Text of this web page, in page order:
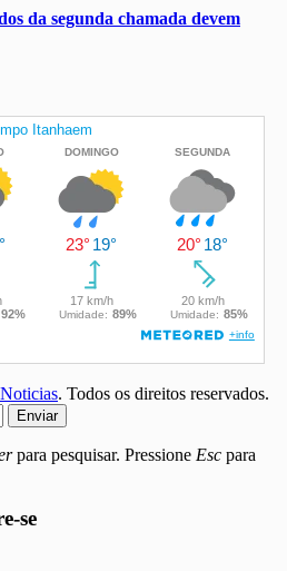
da segunda chamada devem
. Todos os direitos reservados.
Enviar
para pesquisar. Pressione Esc para
se